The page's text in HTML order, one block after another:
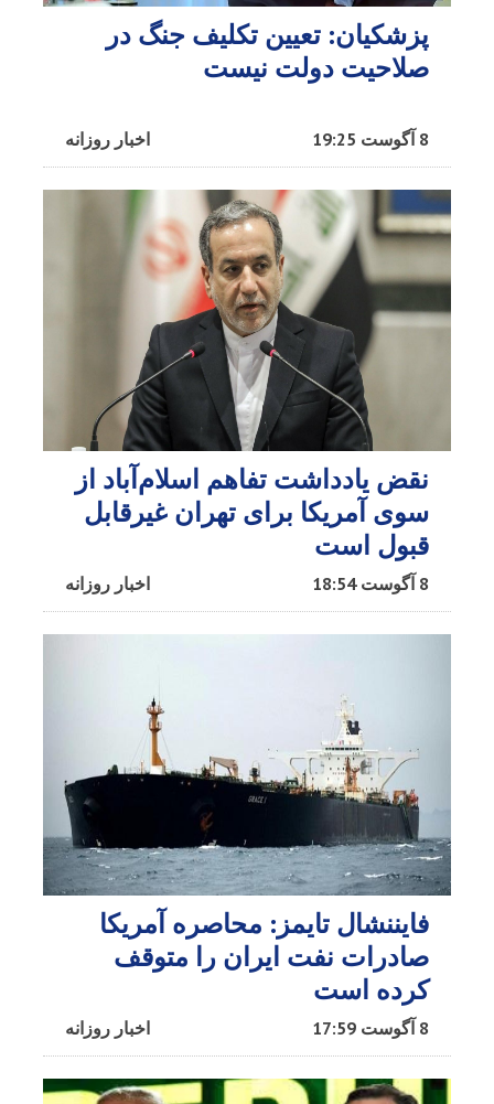
پزشکیان: تعیین تکلیف جنگ در
صلاحیت دولت نیست
اخبار روزانه 8 آگوست 19:25
نقض یادداشت تفاهم اسلام‌آباد از
سوی آمریکا برای تهران غیرقابل
قبول است
اخبار روزانه 8 آگوست 18:54
فایننشال تایمز: محاصره آمریکا
صادرات نفت ایران را متوقف
کرده است
اخبار روزانه 8 آگوست 17:59